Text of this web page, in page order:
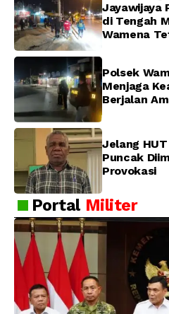
Jayawijaya
di Tengah
Wamena
Polsek
Menjaga
Berjalan
Jelang
Puncak
Provokasi
Portal Militer